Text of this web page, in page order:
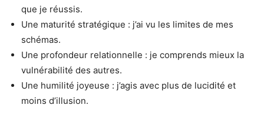
que je réussis.
Une maturité stratégique : j’ai vu les limites de mes
schémas.
Une profondeur relationnelle : je comprends mieux la
vulnérabilité des autres.
Une humilité joyeuse : j’agis avec plus de lucidité et
moins d’illusion.